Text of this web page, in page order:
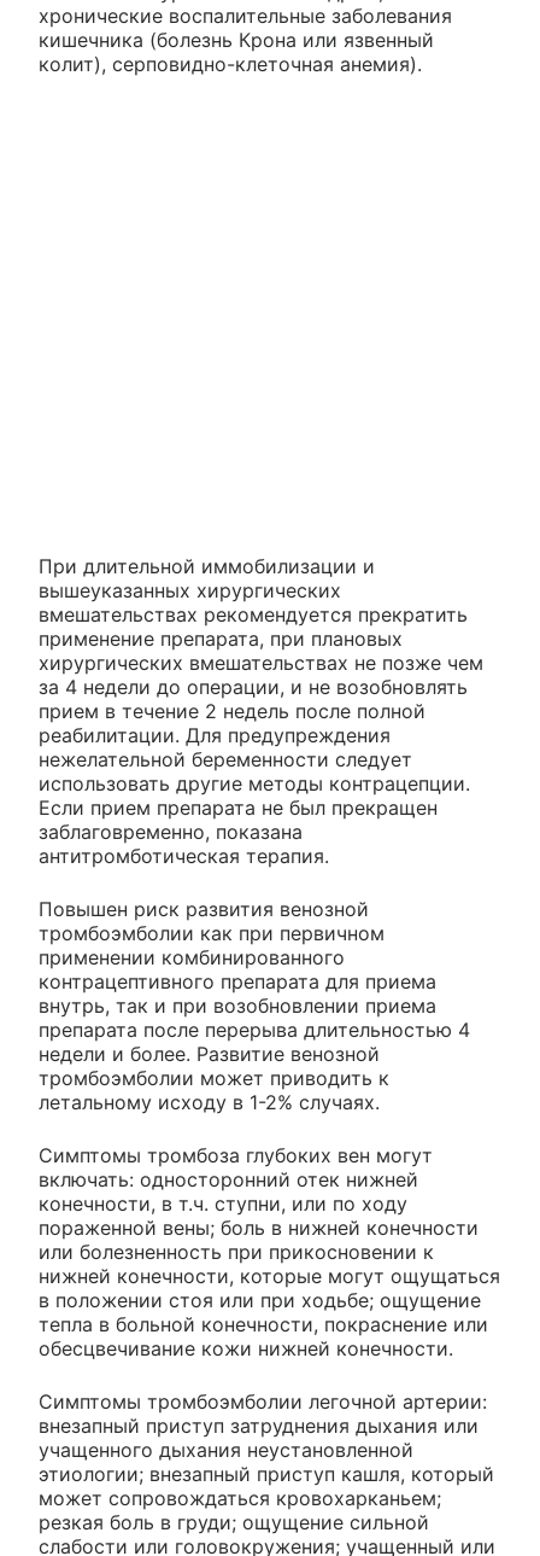
хронические воспалительные заболевания
кишечника (болезнь Крона или язвенный
колит), серповидно-клеточная анемия).
При длительной иммобилизации и
вышеуказанных хирургических
вмешательствах рекомендуется прекратить
применение препарата, при плановых
хирургических вмешательствах не позже чем
за 4 недели до операции, и не возобновлять
прием в течение 2 недель после полной
реабилитации. Для предупреждения
нежелательной беременности следует
использовать другие методы контрацепции.
Если прием препарата не был прекращен
заблаговременно, показана
антитромботическая терапия.
Повышен риск развития венозной
тромбоэмболии как при первичном
применении комбинированного
контрацептивного препарата для приема
внутрь, так и при возобновлении приема
препарата после перерыва длительностью 4
недели и более. Развитие венозной
тромбоэмболии может приводить к
летальному исходу в 1-2% случаях.
Симптомы тромбоза глубоких вен могут
включать: односторонний отек нижней
конечности, в т.ч. ступни, или по ходу
пораженной вены; боль в нижней конечности
или болезненность при прикосновении к
нижней конечности, которые могут ощущаться
в положении стоя или при ходьбе; ощущение
тепла в больной конечности, покраснение или
обесцвечивание кожи нижней конечности.
Симптомы тромбоэмболии легочной артерии:
внезапный приступ затруднения дыхания или
учащенного дыхания неустановленной
этиологии; внезапный приступ кашля, который
может сопровождаться кровохарканьем;
резкая боль в груди; ощущение сильной
слабости или головокружения; учащенный или